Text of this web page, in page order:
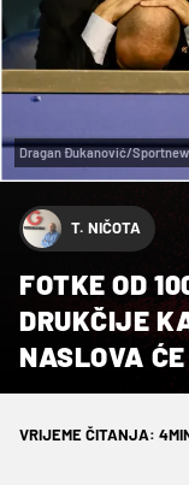
Dragan Đukanović/
T. NIČOTA
FOTKE OD
DRUKČIJE
NASLOVA
VRIJEME ČITANJA: